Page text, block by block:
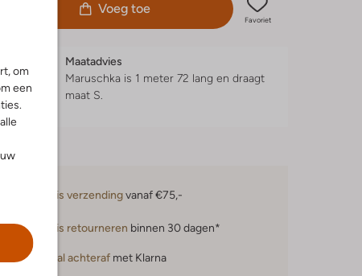
om
een
Voeg toe
Favoriet
Maatadvies
Maruschka is 1 meter 72 lang en draagt
maat S.
Gratis verzendingvanaf €75,-
Gratis retourneren binnen 30 dagen*
Betaal achteraf met Klarna